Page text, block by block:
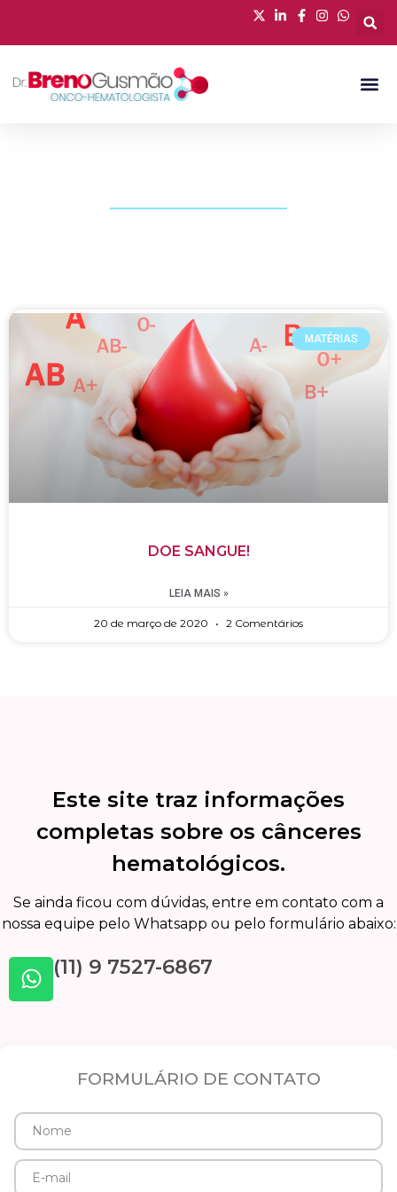
MATÉRIAS
DOE SANGUE!
LEIA MAIS »
20 de março de 2020 2 Comentários
Este site traz informações
completas sobre os cânceres
hematológicos.
Se ainda ficou com dúvidas, entre em contato com a
nossa equipe pelo Whatsapp ou pelo formulário abaixo:
(11) 9 7527-6867
FORMULÁRIO DE CONTATO
Nome